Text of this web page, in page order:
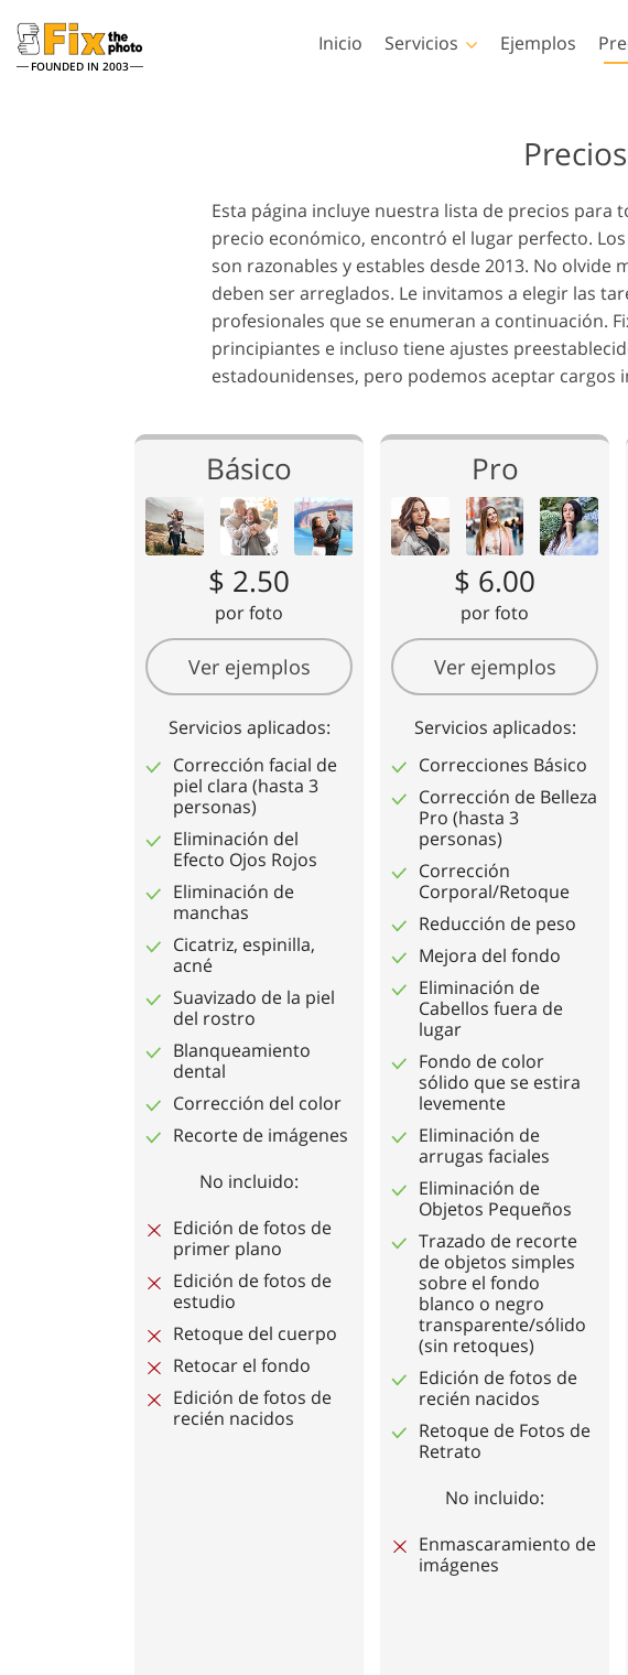
FOUNDED IN 2003
Inicio Servicios
Servicios de retoque en la
cabeza
Retoque Corporal Servicios
Servicios de Edición de
Fotos de Bodas
Modelos generados por IA
para prendas de vestir
Servicios de Retoque de
Producto
Servicios de Retoque de
Joyas
Datos
Ejemplos
Colecciones completas
de preajustes LR
Ajustes preestablecidos
de mejor oferta
Colección móvil
Pinceles de Photoshop
Superposiciones de
Photoshop
Texturas de Photoshop
Acciones Ps Colecciones
completas
Ps superpone
Esta página incluye nuestra lista de precios
precio económico, encontró el lugar perfecto.
son razonables y estables desde 2013. No
deben ser arreglados. Le invitamos a elegir las
profesionales que se enumeran a continuación.
principiantes e incluso tiene ajustes
estadounidenses, pero podemos aceptar cargos
Básico
$ 2.50
por foto
Ver ejemplos
Servicios aplicados:
Corrección facial de
piel clara (hasta 3
personas)
Eliminación del
Efecto Ojos Rojos
Eliminación de
manchas
Cicatriz, espinilla,
acné
Suavizado de la piel
del rostro
Blanqueamiento
dental
Corrección del color
Recorte de imágenes
No incluido:
Edición de fotos de
primer plano
Edición de fotos de
estudio
Retoque del cuerpo
Retocar el fondo
Edición de fotos de
recién nacidos
Pro
$ 6.00
por foto
Ver ejemplos
Servicios aplicados:
Correcciones Básico
Corrección de Belleza
Pro (hasta 3
personas)
Corrección
Corporal/Retoque
Reducción de peso
Mejora del fondo
Eliminación de
Cabellos fuera de
lugar
Fondo de color
sólido que se estira
levemente
Eliminación de
arrugas faciales
Eliminación de
Objetos Pequeños
Trazado de recorte
de objetos simples
sobre el fondo
blanco o negro
transparente/sólido
(sin retoques)
Edición de fotos de
recién nacidos
Retoque de Fotos de
Retrato
No incluido:
Enmascaramiento de
imágenes